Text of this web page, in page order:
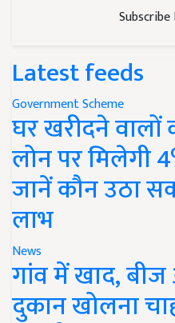
Latest feeds
Government Scheme
घर खरीदने वालों
लोन पर मिलेगी
जानें कौन उठा
लाभ
News
गांव में खाद,
दुकान खोलना